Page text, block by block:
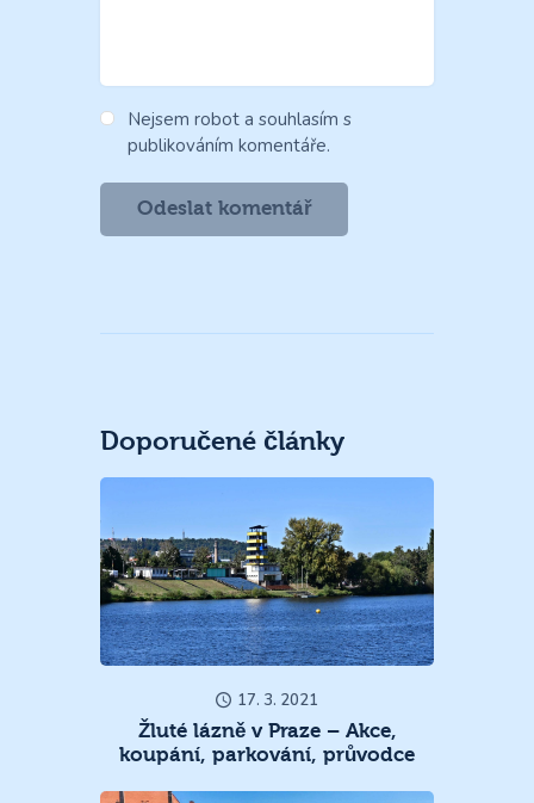
Nejsem robot a souhlasím s
publikováním komentáře.
Doporučené články
17. 3. 2021
Žluté lázně v Praze – Akce,
koupání, parkování, průvodce